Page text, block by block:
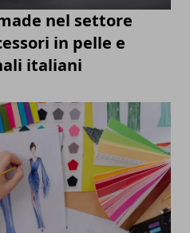
nel settore
in pelle e
italiani